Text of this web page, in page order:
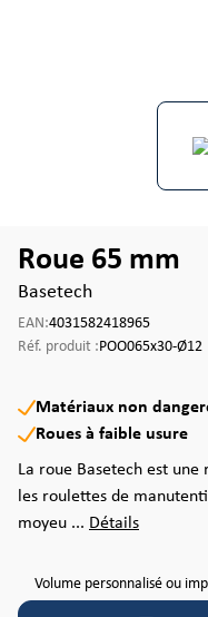
Roue 65 mm
Basetech
EAN:4031582418965
Réf. produit :POO065x30-Ø12
Matériaux non
Roues à faible usure
La roue Basetech est
les roulettes de
moyeu ... Détails
Volume personnalisé ou